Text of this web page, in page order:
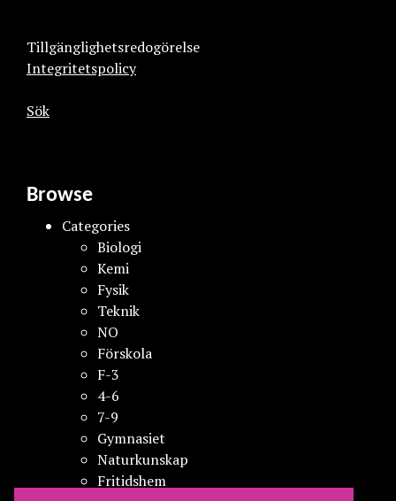
Tillgänglighetsredogörelse
Integritetspolicy
Sök
Browse
Categories
Biologi
Kemi
Fysik
Teknik
NO
Förskola
F-3
4-6
7-9
Gymnasiet
Naturkunskap
Fritidshem